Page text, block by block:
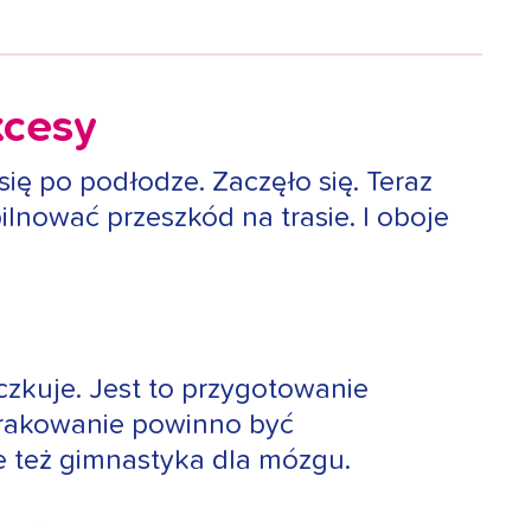
po podłodze. Zaczęło się. Teraz
przeszkód na trasie. I oboje
Jest to przygotowanie
powinno być
też gimnastyka dla mózgu.